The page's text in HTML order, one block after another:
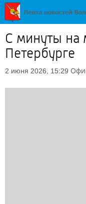
С минуты на
Петербурге
2 июня 2026, 15:29